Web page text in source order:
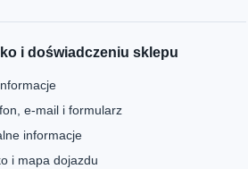
i doświadczeniu sklepu
e-mail i formularz
informacje
i mapa dojazdu